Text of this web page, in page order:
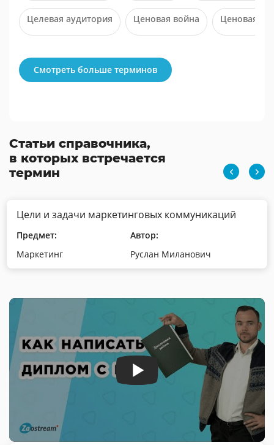
Целевая аудитория Ценовая война Ценовая
Смотреть больше терминов
Статьи справочника,
в которых встречается
термин
Цели и задачи маркетинговых коммуникаций
Предмет:
Маркетинг
Автор:
Руслан Миланович